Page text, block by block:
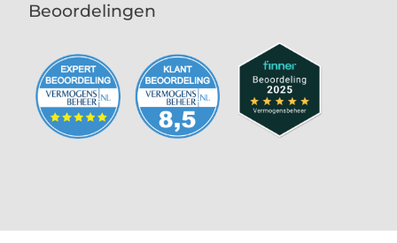
Beoordelingen